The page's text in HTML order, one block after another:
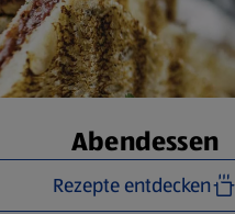
Abendessen
Rezepte entdecken